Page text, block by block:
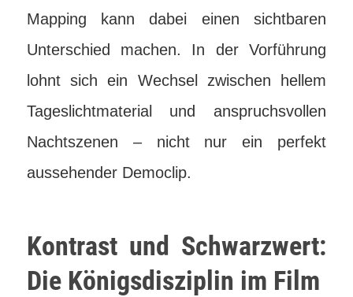
Mapping kann dabei einen sichtbaren
Unterschied machen. In der Vorführung
lohnt sich ein Wechsel zwischen hellem
Tageslichtmaterial und anspruchsvollen
Nachtszenen – nicht nur ein perfekt
aussehender Democlip.
Kontrast und Schwarzwert:
Die Königsdisziplin im Film